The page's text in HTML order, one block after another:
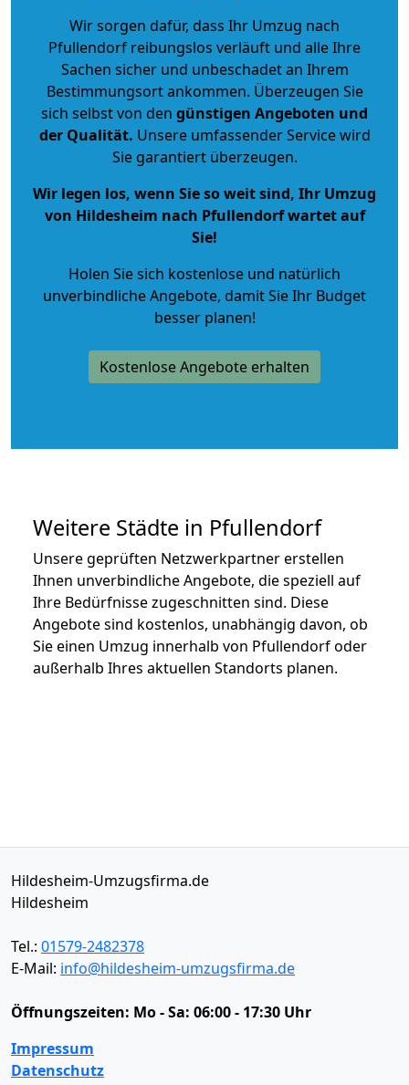
Wir sorgen dafür, dass Ihr Umzug nach
Pfullendorf reibungslos verläuft und alle Ihre
Sachen sicher und unbeschadet an Ihrem
Bestimmungsort ankommen. Überzeugen Sie
sich selbst von den günstigen Angeboten und
der Qualität. Unsere umfassender Service wird
Sie garantiert überzeugen.
Wir legen los, wenn Sie so weit sind, Ihr Umzug
von Hildesheim nach Pfullendorf wartet auf
Sie!
Holen Sie sich kostenlose und natürlich
unverbindliche Angebote, damit Sie Ihr Budget
besser planen!
Kostenlose Angebote erhalten
Weitere Städte in Pfullendorf
Unsere geprüften Netzwerkpartner erstellen
Ihnen unverbindliche Angebote, die speziell auf
Ihre Bedürfnisse zugeschnitten sind. Diese
Angebote sind kostenlos, unabhängig davon, ob
Sie einen Umzug innerhalb von Pfullendorf oder
außerhalb Ihres aktuellen Standorts planen.
Hildesheim-Umzugsfirma.de
Hildesheim
Tel.: 01579-2482378
E-Mail: info@hildesheim-umzugsfirma.de
Öffnungszeiten: Mo - Sa: 06:00 - 17:30 Uhr
Impressum
Datenschutz